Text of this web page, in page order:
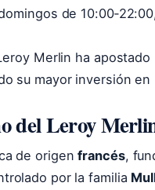
de
Merlin ha
su mayor inversión
del Leroy
de origenfrancés,
por la familia